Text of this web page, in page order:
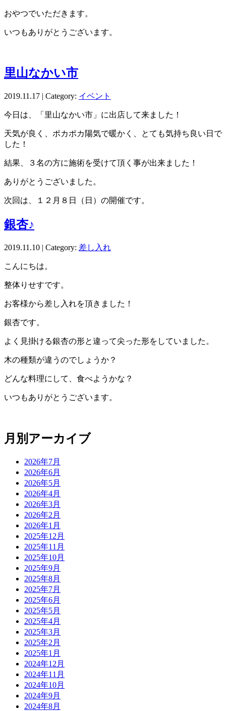
おやつでいただきます。
いつもありがとうございます。
里山なかい市
2019.11.17 | Category: イベント
今日は、「里山なかい市」に出店して来ました！
天気が良く、ポカポカ陽気で暖かく、とても気持ち良い日で
した！
結果、３名の方に施術を受けて頂く事が出来ました！
ありがとうございました。
次回は、１２月８日（日）の開催です。
銀杏♪
2019.11.10 | Category: 差し入れ
こんにちは。
整体りせすです。
お客様から差し入れを頂きました！
銀杏です。
よく見掛ける銀杏の形と違って尖った形をしていました。
木の種類が違うのでしょうか？
どんな料理にして、食べようかな？
いつもありがとうございます。
月別アーカイブ
2026年7月
2026年6月
2026年5月
2026年4月
2026年3月
2026年2月
2026年1月
2025年12月
2025年11月
2025年10月
2025年9月
2025年8月
2025年7月
2025年6月
2025年5月
2025年4月
2025年3月
2025年2月
2025年1月
2024年12月
2024年11月
2024年10月
2024年9月
2024年8月